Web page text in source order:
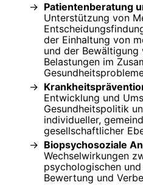
Patientenberatung
Unterstützung von
der Einhaltung von
und der Bewältigung
Belastungen im
Entwicklung und
Gesundheitspolitik
individueller,
gesellschaftlicher
Biopsychosoziale
Wechselwirkungen
psychologischen
Bewertung und